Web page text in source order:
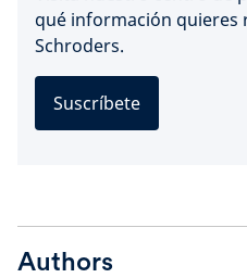
qué información quieres
Schroders.
Suscríbete
Authors